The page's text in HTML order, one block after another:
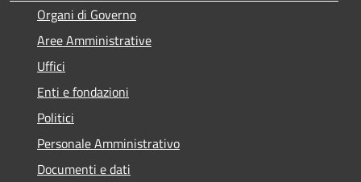
Organi di Governo
Aree Amministrative
Uffici
Enti e fondazioni
Politici
Personale Amministrativo
Documenti e dati